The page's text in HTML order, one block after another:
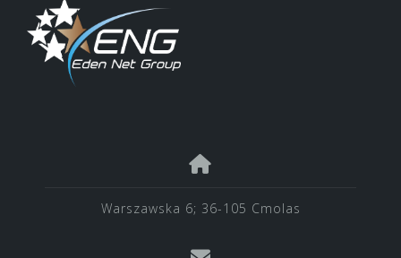
Warszawska 6; 36-105 Cmolas